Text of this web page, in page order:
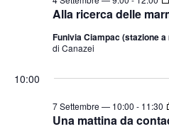
Alla ricerca delle
Funivia Ciampac (stazione a
di Canazei
10:00
Una mattina da
7 Settembre — 10:00 - 11:30